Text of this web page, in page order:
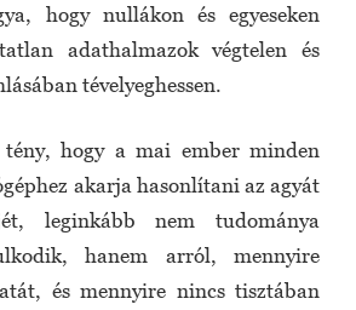
hogy nullákon és egyeseken
adathalmazok végtelen és
tévelyeghessen.
hogy a mai ember minden
akarja hasonlítani az agyát
leginkább nem tudománya
hanem arról, mennyire
és mennyire nincs tisztában